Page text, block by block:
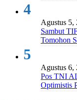
4
Agustus 5,
Sambut
Tomohon
5
Agustus 6,
Pos TNI
Optimistis